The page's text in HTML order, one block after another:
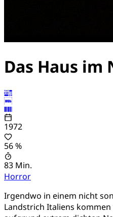
Das Haus im
1972
56 %
83 Min.
Horror
Irgendwo in einem nicht
Landstrich Italiens